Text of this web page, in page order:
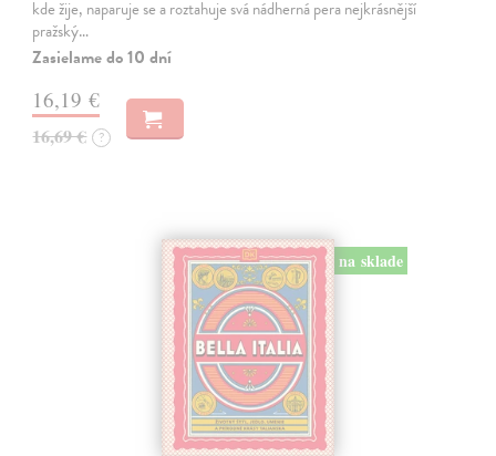
kde žije, naparuje se a roztahuje svá nádherná pera nejkrásnější
pražský…
Zasielame do 10 dní
16,19 €
16,69 € ?
na sklade